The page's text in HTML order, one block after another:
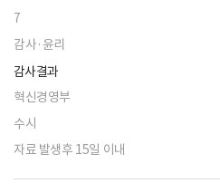
7
감사·윤리
감사결과
혁신경영부
수시
자료 발생후 15일 이내